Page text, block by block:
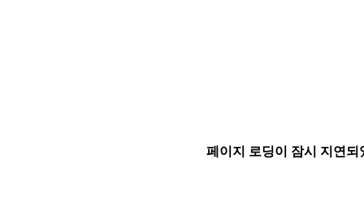
페이지 로딩이 잠시 지연